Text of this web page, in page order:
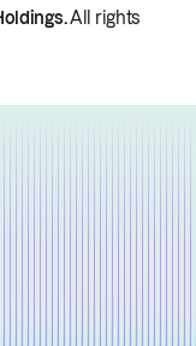
All rights